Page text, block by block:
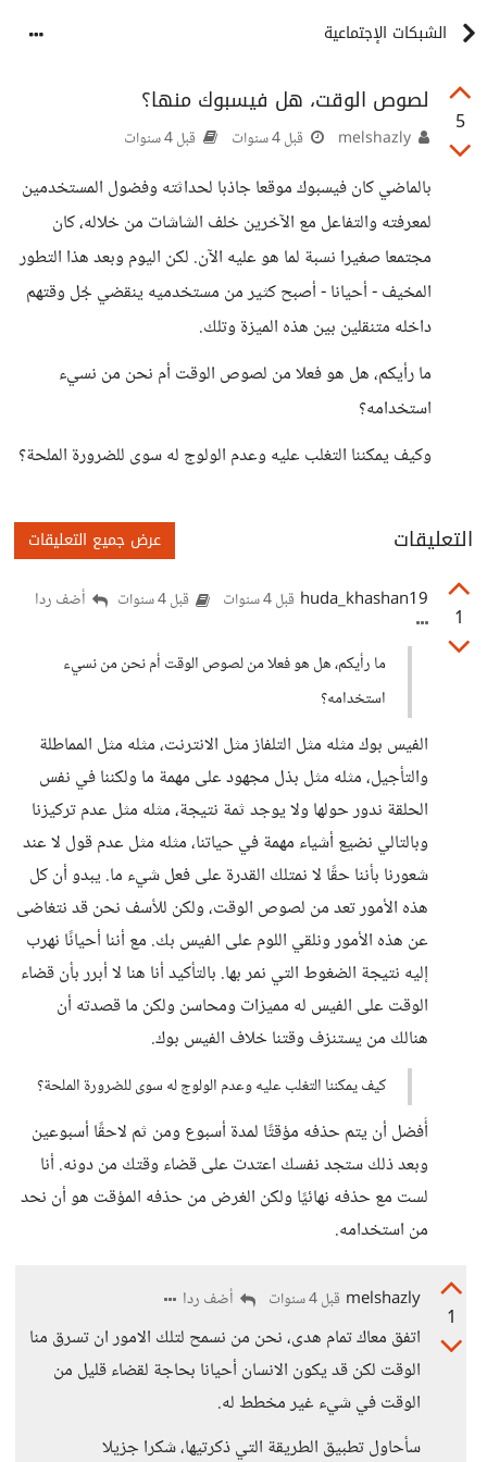
الشبكات الإجتماعية
5
لصوص الوقت، هل فيسبوك منها؟
قبل 4 سنوات قبل 4 سنوات
بالماضي كان فيسبوك موقعا جاذبا لحداثته وفضول المستخدمين
لمعرفته والتفاعل مع الآخرين خلف الشاشات من خلاله، كان
مجتمعا صغيرا نسبة لما هو عليه الآن. لكن اليوم وبعد هذا التطور
المخيف - أحيانا - أصبح كثير من مستخدميه ينقضي جُل وقتهم
داخله متنقلين بين هذه الميزة وتلك.
ما رأيكم، هل هو فعلا من لصوص الوقت أم نحن من نسيء
استخدامه؟
وكيف يمكننا التغلب عليه وعدم الولوج له سوى للضرورة الملحة؟
التعليقات عرض جميع التعليقات
1
huda_khashan19 قبل 4 سنوات قبل 4 سنوات أضف ردا
ما رأيكم، هل هو فعلا من لصوص الوقت أم نحن من نسيء
استخدامه؟
الفيس بوك مثله مثل التلفاز مثل الانترنت، مثله مثل المماطلة
والتأجيل، مثله مثل بذل مجهود على مهمة ما ولكننا في نفس
الحلقة ندور حولها ولا يوجد ثمة نتيجة، مثله مثل عدم تركيزنا
وبالتالي نضيع أشياء مهمة في حياتنا، مثله مثل عدم قول لا عند
شعورنا بأننا حقًا لا نمتلك القدرة على فعل شيء ما. يبدو أن كل
هذه الأمور تعد من لصوص الوقت، ولكن للأسف نحن قد نتغاضى
عن هذه الأمور ونلقي اللوم على الفيس بك. مع أننا أحيانًا نهرب
إليه نتيجة الضغوط التي نمر بها. بالتأكيد أنا هنا لا أبرر بأن قضاء
الوقت على الفيس له مميزات ومحاسن ولكن ما قصدته أن
هنالك من يستنزف وقتنا خلاف الفيس بوك.
كيف يمكننا التغلب عليه وعدم الولوج له سوى للضرورة الملحة؟
أُفضل أن يتم حذفه مؤقتًا لمدة أسبوع ومن ثم لاحقًا أسبوعين
وبعد ذلك ستجد نفسك اعتدت على قضاء وقتك من دونه. أنا
لست مع حذفه نهائيًا ولكن الغرض من حذفه المؤقت هو أن نحد
من استخدامه.
1
melshazly قبل 4 سنوات أضف ردا
اتفق معاك تمام هدى، نحن من نسمح لتلك الامور ان تسرق منا
الوقت لكن قد يكون الانسان أحيانا بحاجة لقضاء قليل من
الوقت في شيء غير مخطط له.
سأحاول تطبيق الطريقة التي ذكرتيها، شكرا جزيلا